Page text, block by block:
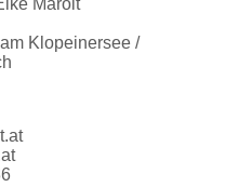
Klopeinersee /